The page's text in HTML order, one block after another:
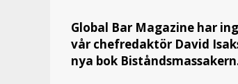
Global Bar Magazine har
vår chefredaktör David
nya bok